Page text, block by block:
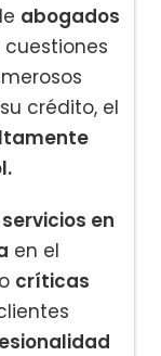
abogados
cuestiones
crédito, el
en
en el
críticas